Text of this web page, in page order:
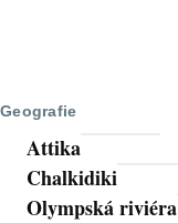
Geografie
Attika
Chalkidiki
Olympská riviéra